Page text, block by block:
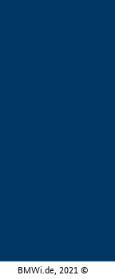
BMWi.de, 2021 ©